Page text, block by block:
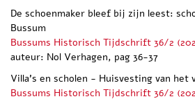
De schoenmaker bleef bij zijn leest:
Bussum
Bussums Historisch Tijdschrift 36/2
auteur: Nol Verhagen, pag 36-37
Villa's en scholen - Huisvesting van het
Bussums Historisch Tijdschrift 36/2